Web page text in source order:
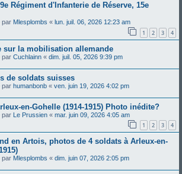
Régiment d'Infanterie de Réserve, 15e
par Mlesplombs « lun. juil. 06, 2026 12:23 am
1 2 3 4
sur la mobilisation allemande
par Cuchlainn « dim. juil. 05, 2026 9:39 pm
de soldats suisses
par humanbonb « ven. juin 19, 2026 4:02 pm
en-Gohelle (1914-1915) Photo inédite?
par Le Prussien « mar. juin 09, 2026 4:05 am
1 2 3 4
en Artois, photos de 4 soldats à Arleux-en-
par Mlesplombs « dim. juin 07, 2026 2:05 pm